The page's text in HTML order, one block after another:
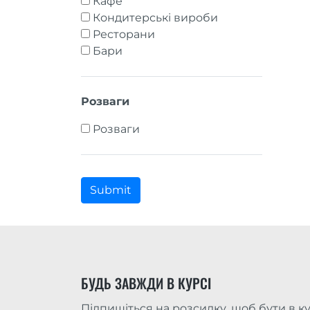
Кондитерські вироби
Ресторани
Бари
Розваги
Розваги
Submit
БУДЬ ЗАВЖДИ В КУРСІ